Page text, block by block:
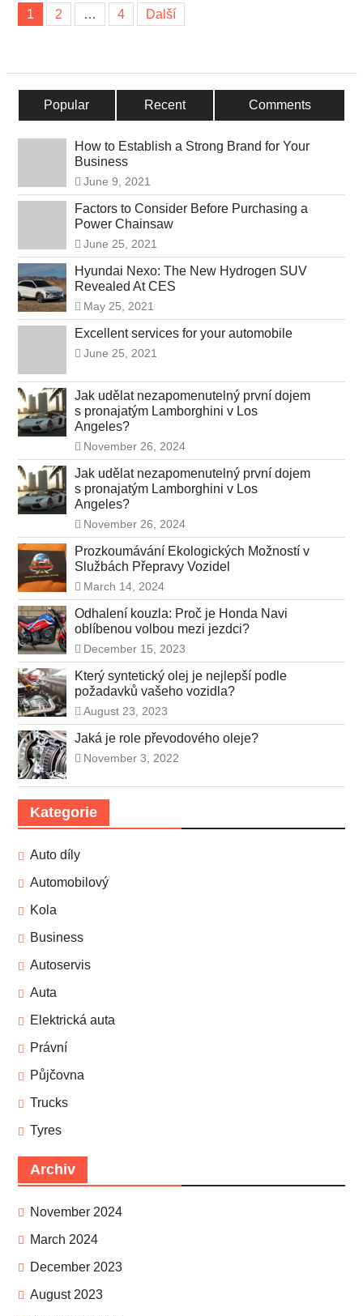
příspěvků
1 2 … 4 Další
Popular Recent Comments
How to Establish a Strong Brand for Your
Business
June 9, 2021
Factors to Consider Before Purchasing a
Power Chainsaw
June 25, 2021
Hyundai Nexo: The New Hydrogen SUV
Revealed At CES
May 25, 2021
Excellent services for your automobile
June 25, 2021
Jak udělat nezapomenutelný první dojem
s pronajatým Lamborghini v Los
Angeles?
November 26, 2024
Jak udělat nezapomenutelný první dojem
s pronajatým Lamborghini v Los
Angeles?
November 26, 2024
Prozkoumávání Ekologických Možností v
Službách Přepravy Vozidel
March 14, 2024
Odhalení kouzla: Proč je Honda Navi
oblíbenou volbou mezi jezdci?
December 15, 2023
Který syntetický olej je nejlepší podle
požadavků vašeho vozidla?
August 23, 2023
Jaká je role převodového oleje?
November 3, 2022
Kategorie
Auto díly
Automobilový
Kola
Business
Autoservis
Auta
Elektrická auta
Právní
Půjčovna
Trucks
Tyres
Archiv
November 2024
March 2024
December 2023
August 2023